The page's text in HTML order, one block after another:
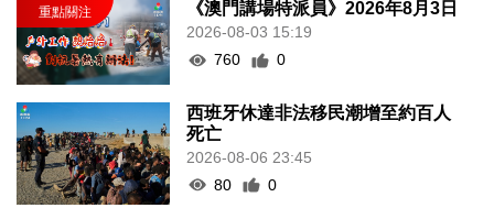
《澳門講場特派員》2026年8月3日
2026-08-03 15:19
760
0
西班牙休達非法移民潮增至約百人
死亡
2026-08-06 23:45
80
0